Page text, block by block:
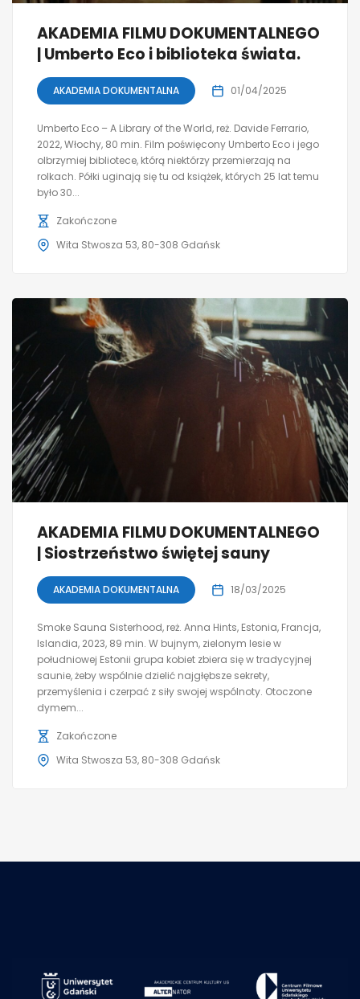
AKADEMIA FILMU DOKUMENTALNEGO
| Umberto Eco i biblioteka świata.
AKADEMIA DOKUMENTALNA 01/04/2025
Umberto Eco – A Library of the World, reż. Davide Ferrario,
2022, Włochy, 80 min. Film poświęcony Umberto Eco i jego
olbrzymiej bibliotece, którą niektórzy przemierzają na
rolkach. Półki uginają się tu od książek, których 25 lat temu
było 30...
Zakończone
Wita Stwosza 53, 80-308 Gdańsk
AKADEMIA FILMU DOKUMENTALNEGO
| Siostrzeństwo świętej sauny
AKADEMIA DOKUMENTALNA 18/03/2025
Smoke Sauna Sisterhood, reż. Anna Hints, Estonia, Francja,
Islandia, 2023, 89 min. W bujnym, zielonym lesie w
południowej Estonii grupa kobiet zbiera się w tradycyjnej
saunie, żeby wspólnie dzielić najgłębsze sekrety,
przemyślenia i czerpać z siły swojej wspólnoty. Otoczone
dymem...
Zakończone
Wita Stwosza 53, 80-308 Gdańsk